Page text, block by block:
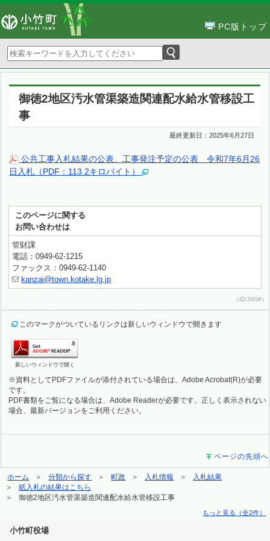
PC版トップ
御徳2地区汚水管渠築造関連配水給水管移設工
事
最終更新日：2025年6月27日
公共工事入札結果の公表、工事発注予定の公表 令和7年6月26
日入札（PDF：113.2キロバイト）
このページに関する
お問い合わせは
管財課
電話：0949-62-1215
ファックス：0949-62-1140
kanzai@town.kotake.lg.jp
（ID:3808）
このマークがついているリンクは新しいウィンドウで開きます
新しいウィンドウで開く
※資料としてPDFファイルが添付されている場合は、Adobe Acrobat(R)が必要
です。
PDF書類をご覧になる場合は、Adobe Readerが必要です。正しく表示されない
場合、最新バージョンをご利用ください。
ページの先頭へ
ホーム 分類から探す 町政 入札情報
入札結果
紙入札の結果はこちら
御徳2地区汚水管渠築造関連配水給水管移設工事
もっと見る（全2件）
小竹町役場